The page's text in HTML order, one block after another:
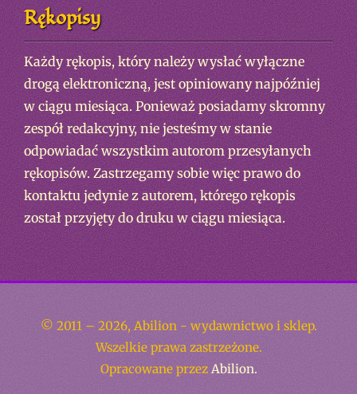
Rękopisy
Każdy rękopis, który należy wysłać wyłączne
drogą elektroniczną, jest opiniowany najpóźniej
w ciągu miesiąca. Ponieważ posiadamy skromny
zespół redakcyjny, nie jesteśmy w stanie
odpowiadać wszystkim autorom przesyłanych
rękopisów. Zastrzegamy sobie więc prawo do
kontaktu jedynie z autorem, którego rękopis
został przyjęty do druku w ciągu miesiąca.
© 2011 – 2026, Abilion - wydawnictwo i sklep.
Wszelkie prawa zastrzeżone.
Opracowane przez Abilion.